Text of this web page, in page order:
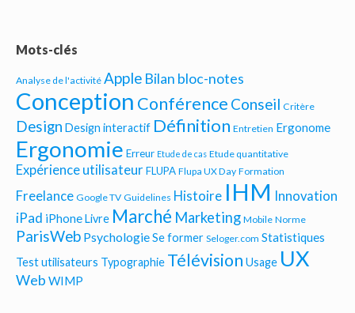
Mots-clés
Analyse de l'activité Apple Bilan bloc-notes
Conception Conférence Conseil Critère
Design Design interactif Définition Entretien Ergonome
Ergonomie Erreur Etude de cas Etude quantitative
Expérience utilisateur FLUPA Flupa UX Day Formation
Freelance Google TV Guidelines Histoire IHM Innovation
iPad iPhoneLivre Marché Marketing Mobile Norme
ParisWeb PsychologieSe former Seloger.com Statistiques
Test utilisateurs Typographie Télévision Usage UX
Web WIMP